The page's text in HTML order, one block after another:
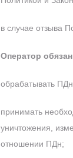
в случае отзыва
Оператор обязан
обрабатывать
принимать
уничтожения,
отношении ПДн;